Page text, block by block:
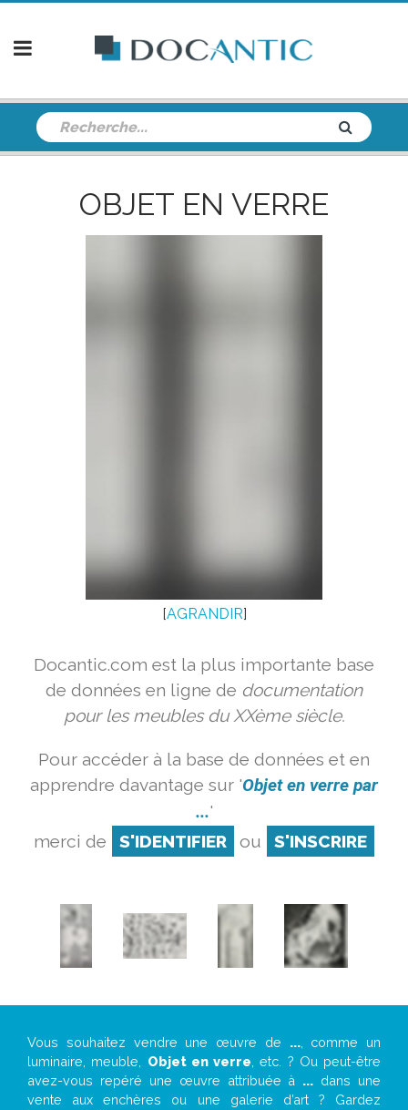
OBJET EN VERRE
[AGRANDIR]
Docantic.com est la plus importante base
de données en ligne de documentation
pour les meubles du XXème siècle.
Pour accéder à la base de données et en
apprendre davantage sur 'Objet en verre par
...'
merci de
S'IDENTIFIER ou S'INSCRIRE
Vous souhaitez vendre une œuvre de ..., comme un
luminaire, meuble, Objet en verre , etc. ? Ou peut-être
avez-vous repéré une œuvre attribuée à ... dans une
vente aux enchères ou une galerie d’art ? Gardez